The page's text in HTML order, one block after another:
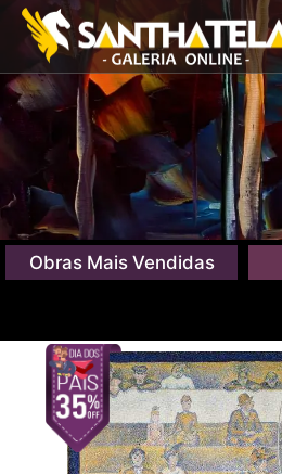
Obras Mais Vendidas